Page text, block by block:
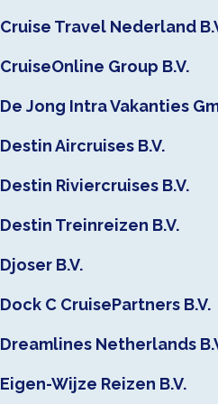
Cruise Travel Nederland
CruiseOnline Group B.V.
De Jong Intra Vakanties
Destin Aircruises B.V.
Destin Riviercruises B.V.
Destin Treinreizen B.V.
Djoser B.V.
Dock C CruisePartners B.V.
Dreamlines Netherlands
Eigen-Wijze Reizen B.V.